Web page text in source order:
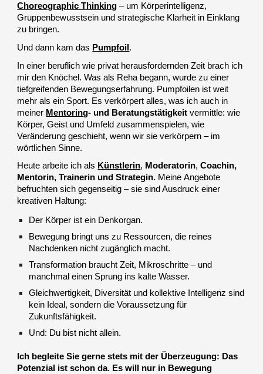
Choreographic Thinking – um Körperintelligenz,
Gruppenbewusstsein und strategische Klarheit in Einklang
zu bringen.
Und dann kam das Pumpfoil .
In einer beruflich wie privat herausfordernden Zeit brach ich
mir den Knöchel. Was als Reha begann, wurde zu einer
tiefgreifenden Bewegungserfahrung. Pumpfoilen ist weit
mehr als ein Sport. Es verkörpert alles, was ich auch in
meiner Mentoring- und Beratungstätigkeit vermittle: wie
Körper, Geist und Umfeld zusammenspielen, wie
Veränderung geschieht, wenn wir sie verkörpern – im
wörtlichen Sinne.
Heute arbeite ich als Künstlerin, Moderatorin,Coachin,
Mentorin, Trainerin und Strategin. Meine Angebote
befruchten sich gegenseitig – sie sind Ausdruck einer
kreativen Haltung:
Der Körper ist ein Denkorgan.
Bewegung bringt uns zu Ressourcen, die reines
Nachdenken nicht zugänglich macht.
Transformation braucht Zeit, Mikroschritte – und
manchmal einen Sprung ins kalte Wasser.
Gleichwertigkeit, Diversität und kollektive Intelligenz sind
kein Ideal, sondern die Voraussetzung für
Zukunftsfähigkeit.
Und: Du bist nicht allein.
Ich begleite Sie gerne stets mit der Überzeugung: Das
Potenzial ist schon da. Es will nur in Bewegung